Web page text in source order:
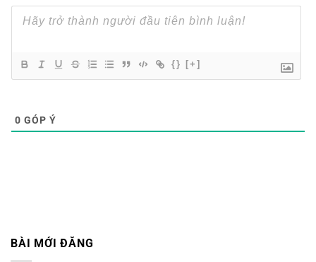
{} [+]
0 GÓP Ý
BÀI MỚI ĐĂNG